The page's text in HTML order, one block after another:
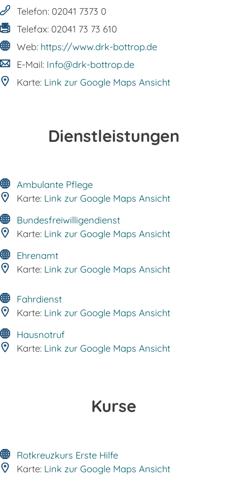
Telefon: 02041 7373 0
Telefax: 02041 73 73 610
Web: https://www.drk-bottrop.de
E-Mail: Info@drk-bottrop.de
Karte: Link zur Google Maps Ansicht
Dienstleistungen
Ambulante Pflege
Karte: Link zur Google Maps Ansicht
Bundesfreiwilligendienst
Karte: Link zur Google Maps Ansicht
Ehrenamt
Karte: Link zur Google Maps Ansicht
Fahrdienst
Karte: Link zur Google Maps Ansicht
Hausnotruf
Karte: Link zur Google Maps Ansicht
Kurse
Rotkreuzkurs Erste Hilfe
Karte: Link zur Google Maps Ansicht